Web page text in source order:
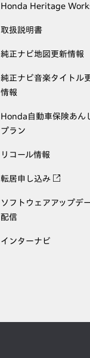
Honda Heritage
取扱説明書
純正ナビ地図更新情報
純正ナビ音楽タイトル
情報
Honda自動車保険あん
プラン
リコール情報
転居申し込み
ソフトウェアアップデ
配信
インターナビ